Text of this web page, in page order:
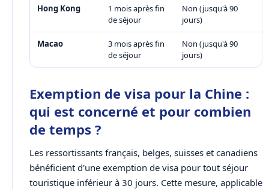
Hong Kong
1 mois après fin
de séjour
Non (jusqu'à 90
jours)
Macao
3 mois après fin
de séjour
Non (jusqu'à 90
jours)
Exemption de visa pour la Chine :
qui est concerné et pour combien
de temps ?
Les ressortissants français, belges, suisses et canadiens
bénéficient d'une exemption de visa pour tout séjour
touristique inférieur à 30 jours. Cette mesure, applicable